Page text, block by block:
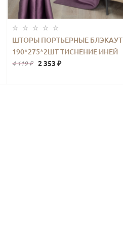
ШТОРЫ ПОРТЬЕРНЫЕ БЛЭКАУТ
190*275*2ШТ ТИСНЕНИЕ ИНЕЙ
ФИОЛЕТОВЫЙ
4 119 ₽ 2 353 ₽